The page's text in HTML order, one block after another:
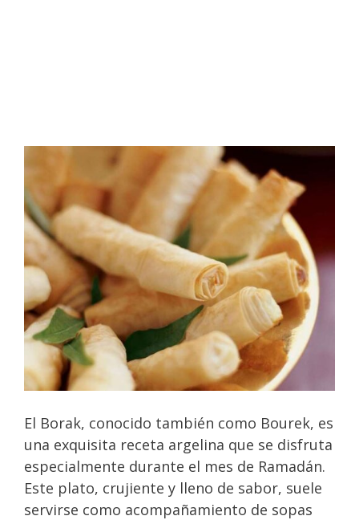
El Borak, conocido también como Bourek, es
una exquisita receta argelina que se disfruta
especialmente durante el mes de Ramadán.
Este plato, crujiente y lleno de sabor, suele
servirse como acompañamiento de sopas